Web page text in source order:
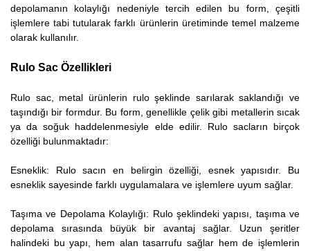
depolamanın kolaylığı nedeniyle tercih edilen bu form, çeşitli
işlemlere tabi tutularak farklı ürünlerin üretiminde temel malzeme
olarak kullanılır.
Rulo Sac Özellikleri
Rulo sac, metal ürünlerin rulo şeklinde sarılarak saklandığı ve
taşındığı bir formdur. Bu form, genellikle çelik gibi metallerin sıcak
ya da soğuk haddelenmesiyle elde edilir. Rulo sacların birçok
özelliği bulunmaktadır:
Esneklik: Rulo sacın en belirgin özelliği, esnek yapısıdır. Bu
esneklik sayesinde farklı uygulamalara ve işlemlere uyum sağlar.
Taşıma ve Depolama Kolaylığı: Rulo şeklindeki yapısı, taşıma ve
depolama sırasında büyük bir avantaj sağlar. Uzun şeritler
halindeki bu yapı, hem alan tasarrufu sağlar hem de işlemlerin